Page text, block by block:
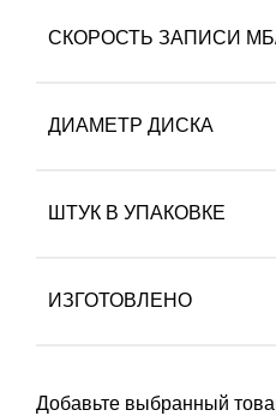
СКОРОСТЬ ЗАПИСИ
ДИАМЕТР ДИСКА
ШТУК В УПАКОВКЕ
ИЗГОТОВЛЕНО
Добавьте выбранный